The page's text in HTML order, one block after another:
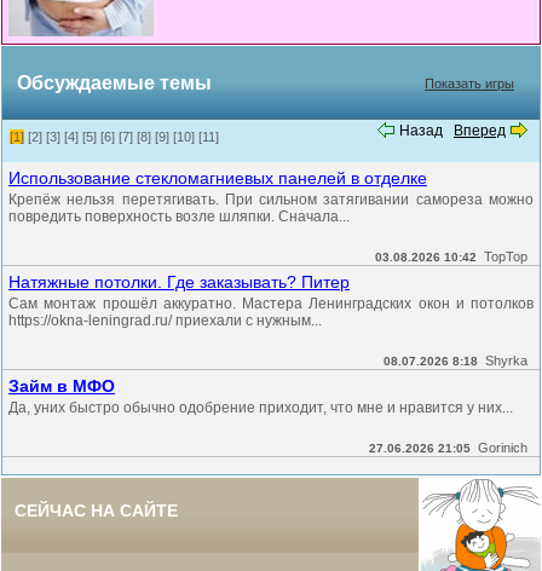
Обсуждаемые темы Показать игры
Назад Вперед
[1] [2] [3] [4] [5] [6] [7] [8] [9] [10] [11]
Использование стекломагниевых панелей в отделке
Крепёж нельзя перетягивать. При сильном затягивании самореза можно
повредить поверхность возле шляпки. Сначала...
03.08.2026 10:42 TopTop
Натяжные потолки. Где заказывать? Питер
Сам монтаж прошёл аккуратно. Мастера Ленинградских окон и потолков
https://okna-leningrad.ru/ приехали с нужным...
08.07.2026 8:18 Shyrka
Займ в МФО
Да, уних быстро обычно одобрение приходит, что мне и нравится у них...
27.06.2026 21:05 Gorinich
СЕЙЧАС НА САЙТЕ